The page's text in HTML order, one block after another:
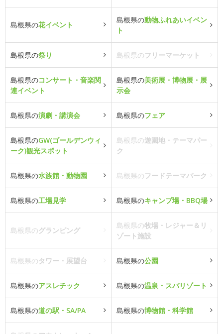
島根県の花イベント
島根県の動物ふれあいイベン
ト
島根県の祭り 島根県のフリーマーケット
島根県のコンサート・音楽関
連イベント
島根県の美術展・博物展・展
示会
島根県の演劇・講演会 島根県のフェア
島根県のGW(ゴールデンウィ
ーク)観光スポット
島根県の遊園地・テーマパー
ク
島根県の水族館・動物園 島根県のフードテーマパーク
島根県の工場見学 島根県のキャンプ場・BBQ場
島根県のグランピング
島根県の牧場・レジャー＆リ
ゾート施設
島根県のタワー・展望台 島根県の公園
島根県のアスレチック 島根県の温泉・スパリゾート
島根県の道の駅・SA/PA 島根県の博物館・科学館